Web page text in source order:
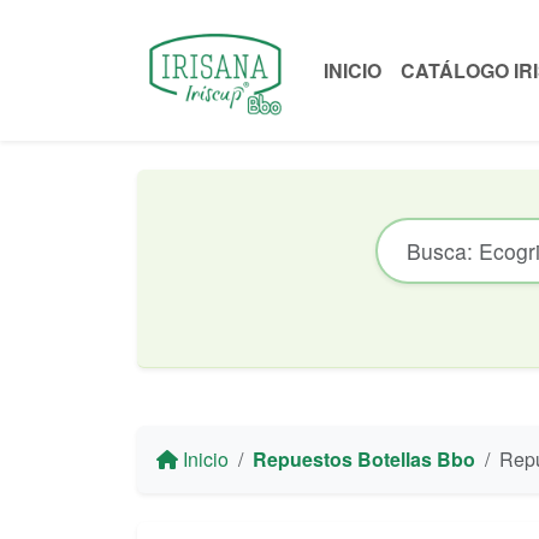
INICIO CATÁLOGO
Inicio Repuestos Botellas Bbo